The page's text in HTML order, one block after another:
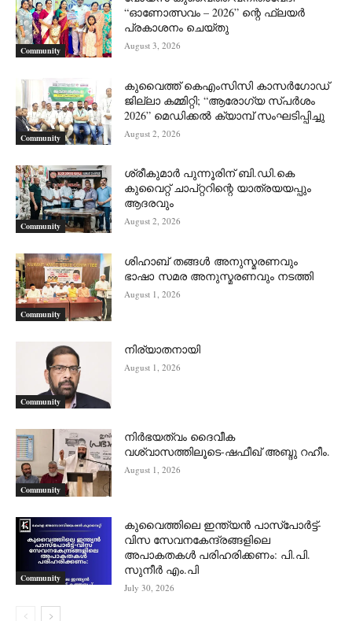
Community
“ഓണോത്സവം – 2026” ന്റെ ഫ്ലയർ
പ്രകാശനം ചെയ്തു
August 3, 2026
Community
കുവൈത്ത് കെഎംസിസി കാസർഗോഡ്
ജില്ലാ കമ്മിറ്റി; “ആരോഗ്യ സ്പർശം
2026” മെഡിക്കൽ ക്യാമ്പ് സംഘടിപ്പിച്ചു
August 2, 2026
Community
ശ്രീകുമാർ പുന്നൂരിന് ബി.ഡി.കെ
കുവൈറ്റ് ചാപ്റ്ററിന്റെ യാത്രയയപ്പും
ആദരവും
August 2, 2026
Community
ശിഹാബ് തങ്ങൾ അനുസ്മരണവും
ഭാഷാ സമര അനുസ്മരണവും നടത്തി
August 1, 2026
Community
നിര്യാതനായി
August 1, 2026
Community
നിർഭയത്വം ദൈവീക
വശ്വാസത്തിലൂടെ-ഷഫീഖ് അബ്ദു റഹീം.
August 1, 2026
Community
കുവൈത്തിലെ ഇന്ത്യൻ പാസ്‌പോർട്ട്-
വിസ സേവനകേന്ദ്രങ്ങളിലെ
അപാകതകൾ പരിഹരിക്കണം: പി.പി.
സുനീർ എം.പി
July 30, 2026